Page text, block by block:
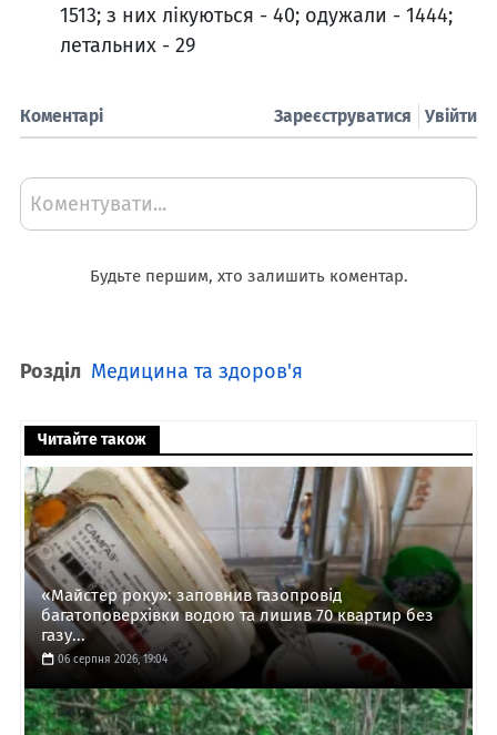
1513; з них лікуються - 40; одужали - 1444;
летальних - 29
Коментарі Увійти
Зареєструватися
Коментувати...
Будьте першим, хто залишить коментар.
Розділ Медицина та здоров'я
Читайте також
«Майстер року»: заповнив газопровід
багатоповерхівки водою та лишив 70 квартир без
газу...
06 серпня 2026, 19:04